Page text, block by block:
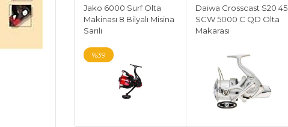
Jako 6000 Surf Olta
Makinası 8 Bilyalı Misina
Sarılı
%39
Daiwa Crosscast S20 45
SCW 5000 C QD Olta
Makarası